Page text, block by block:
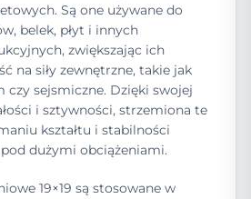
Są one używane do
belek, płyt i innych
zwiększając ich
na siły zewnętrzne, takie jak
czy sejsmiczne. Dzięki swojej
i sztywności, strzemiona te
kształtu i stabilności
dużymi obciążeniami.
19×19 są stosowane w